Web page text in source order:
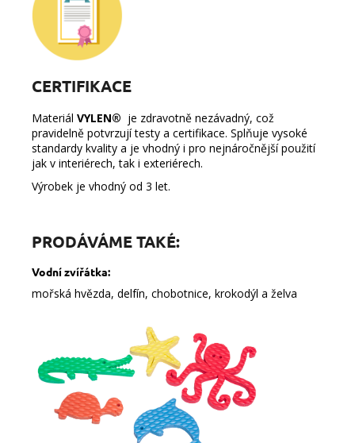
CERTIFIKACE
Materiál VYLEN® je zdravotně nezávadný, což
pravidelně potvrzují testy a certifikace. Splňuje vysoké
standardy kvality a je vhodný i pro nejnáročnější použití
jak v interiérech, tak i exteriérech.
Výrobek je vhodný od 3 let.
PRODÁVÁME TAKÉ:
Vodní zvířátka:
mořská hvězda, delfín, chobotnice, krokodýl a želva